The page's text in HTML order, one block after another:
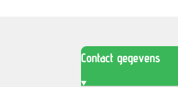
Contact gegevens